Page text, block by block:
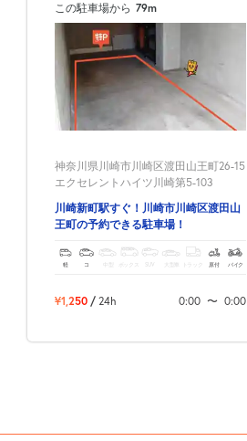
この駐車場から 79m
神奈川県川崎市川崎区渡田山王町26-15
エクセレントハイツ川崎第5-103
川崎新町駅すぐ！川崎市川崎区渡田山
王町の予約できる駐車場！
軽 コ ボックス SUV トラック 原付 バイク
¥1,250 / 24h 0:00 〜 0:00